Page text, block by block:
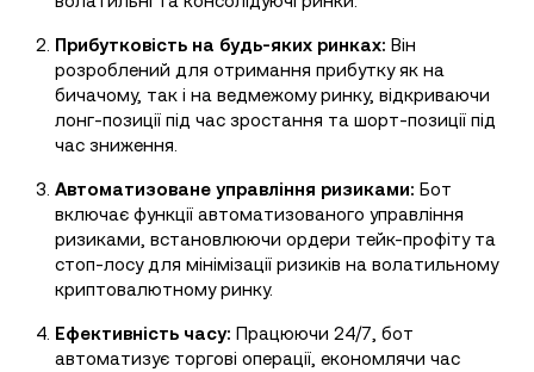
Прибутковість на будь-яких ринках: Він
розроблений для отримання прибутку як на
бичачому, так і на ведмежому ринку, відкриваючи
лонг-позиції під час зростання та шорт-позиції під
час зниження.
Автоматизоване управління ризиками: Бот
включає функції автоматизованого управління
ризиками, встановлюючи ордери тейк-профіту та
стоп-лосу для мінімізації ризиків на волатильному
криптовалютному ринку.
Ефективність часу: Працюючи 24/7, бот
автоматизує торгові операції, економлячи час